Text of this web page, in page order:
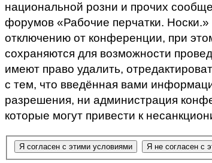
национальной розни и прочих
форумов «Рабочие перчатки.
отключению от конференции, при
сохраняются для возможности
имеют право удалить,
с тем, что введённая вами
разрешения, ни администрация
которые могут привести к